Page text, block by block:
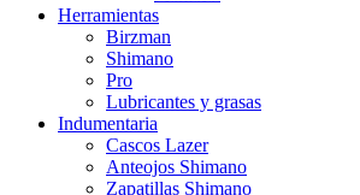
Herramientas
Birzman
Shimano
Pro
Lubricantes y grasas
Indumentaria
Cascos Lazer
Anteojos Shimano
Zapatillas Shimano